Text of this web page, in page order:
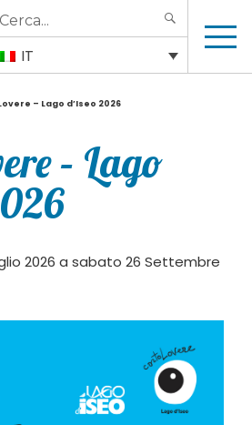
Search
IT
– Lago d’Iseo 2026
– Lago
2026 a sabato 26 Settembre